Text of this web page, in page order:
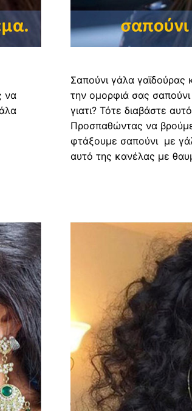
να
Σαπούνι γάλα γαϊδούρας
την ομορφιά σας
γιατι? Τότε διαβάστε
Προσπαθώντας να
φτάξουμε σαπούνι με
αυτό της κανέλας με